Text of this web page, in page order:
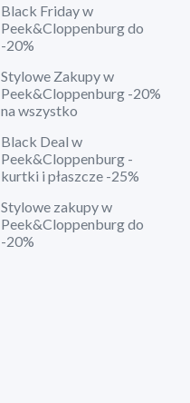
Black Friday w
Peek&Cloppenburg do
-20%
Stylowe Zakupy w
Peek&Cloppenburg -20%
na wszystko
Black Deal w
Peek&Cloppenburg -
kurtki i płaszcze -25%
Stylowe zakupy w
Peek&Cloppenburg do
-20%